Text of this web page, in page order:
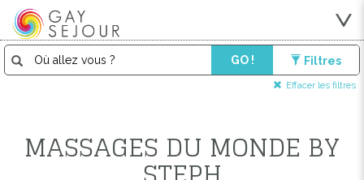
GO ! Filtres
Effacer les filtres
MASSAGES DU MONDE BY